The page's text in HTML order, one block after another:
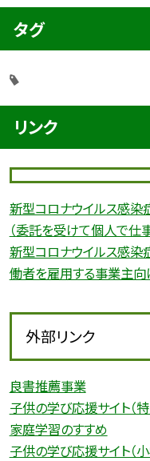
タグ
リンク
新型コロナウイルス感
（委託を受けて個人で仕
新型コロナウイルス感
働者を雇用する事業主向
外部リンク
良書推薦事業
子供の学び応援サイト（特
家庭学習のすすめ
子供の学び応援サイト（小